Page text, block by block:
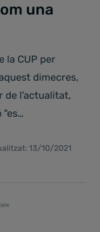
una
la CUP per
dimecres,
de l'actualitat,
"es…
13/10/2021